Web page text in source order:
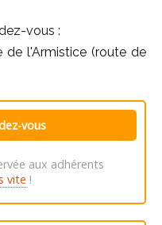
vous :
de l'Armistice (route de
vous
aux adhérents
vite !